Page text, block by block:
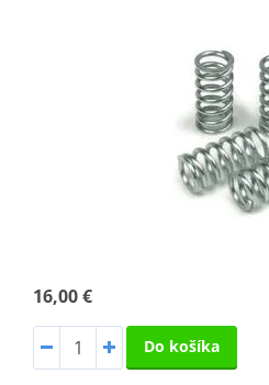
16,00 €
Do košíka